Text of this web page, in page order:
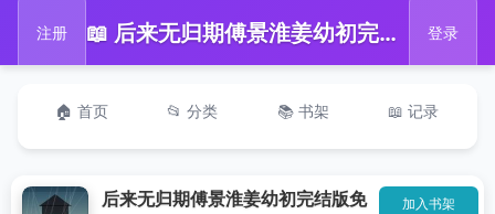
注册 📖 后来无归期傅景淮姜幼初完结版免费阅读_后来无归期傅景淮姜幼初全本免费在线阅读抖音小说全本 登录
🏠 首页 📂 分类 📚 书架 📖 记录
后来无归期傅景淮姜幼初完结版免
加入书架